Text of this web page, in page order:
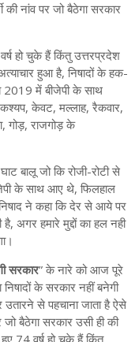
की नांव पर जो बैठेगा सरकार
हो चुके हैं किंतु उत्तरप्रदेश
हुआ है, निषादों के हक-
2019 में बीजेपी के साथ
केवट, मल्लाह, रैकवार,
गोड़, राजगोड़ के
बालू जो कि रोजी-रोटी से
के साथ आए थे, फिलहाल
निषाद ने कहा कि देर से आये पर
अगर हमारे मुद्दों का हल नही
सरकार” के नारे को आज पूरे
निषादों के सरकार नहीं बनेगी
उतारने से पहचाना जाता है ऐसे
जो बैठेगा सरकार उसी ही की
74 वर्ष हो चुके हैं किंतु